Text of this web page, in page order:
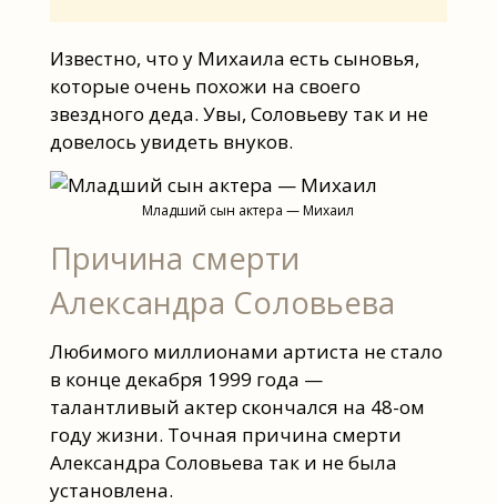
Известно, что у Михаила есть сыновья,
которые очень похожи на своего
звездного деда. Увы, Соловьеву так и не
довелось увидеть внуков.
Младший сын актера — Михаил
Причина смерти
Александра Соловьева
Любимого миллионами артиста не стало
в конце декабря 1999 года —
талантливый актер скончался на 48-ом
году жизни. Точная причина смерти
Александра Соловьева так и не была
установлена.